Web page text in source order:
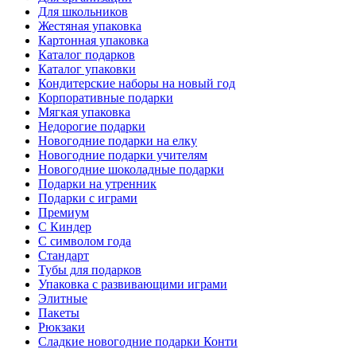
Для школьников
Жестяная упаковка
Картонная упаковка
Каталог подарков
Каталог упаковки
Кондитерские наборы на новый год
Корпоративные подарки
Мягкая упаковка
Недорогие подарки
Новогодние подарки на елку
Новогодние подарки учителям
Новогодние шоколадные подарки
Подарки на утренник
Подарки с играми
Премиум
С Киндер
С символом года
Стандарт
Тубы для подарков
Упаковка с развивающими играми
Элитные
Пакеты
Рюкзаки
Сладкие новогодние подарки Конти